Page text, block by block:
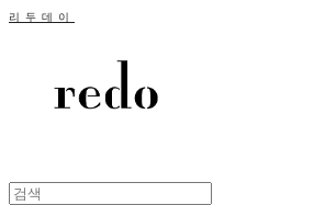
리두데이